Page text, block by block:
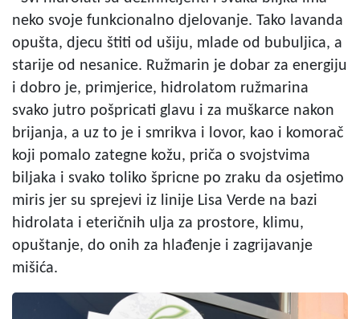
neko svoje funkcionalno djelovanje. Tako lavanda
opušta, djecu štiti od ušiju, mlade od bubuljica, a
starije od nesanice. Ružmarin je dobar za energiju
i dobro je, primjerice, hidrolatom ružmarina
svako jutro pošpricati glavu i za muškarce nakon
brijanja, a uz to je i smrikva i lovor, kao i komorač
koji pomalo zategne kožu, priča o svojstvima
biljaka i svako toliko špricne po zraku da osjetimo
miris jer su sprejevi iz linije Lisa Verde na bazi
hidrolata i eteričnih ulja za prostore, klimu,
opuštanje, do onih za hlađenje i zagrijavanje
mišića.